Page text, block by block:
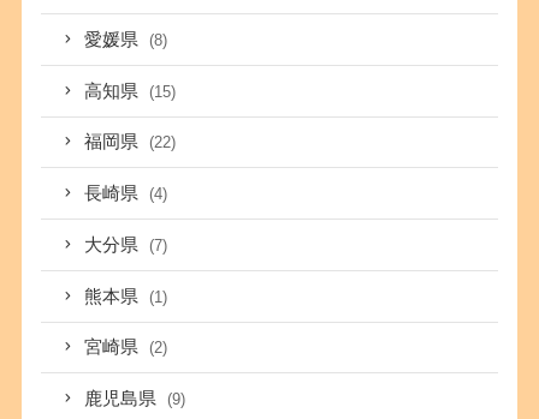
愛媛県 (8)
高知県 (15)
福岡県 (22)
長崎県 (4)
大分県 (7)
熊本県 (1)
宮崎県 (2)
鹿児島県 (9)